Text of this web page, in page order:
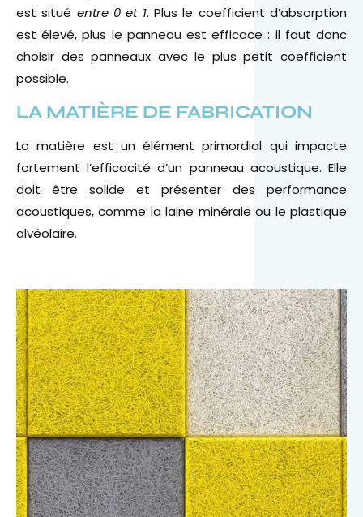
est situé entre 0 et 1. Plus le coefficient d’absorption
est élevé, plus le panneau est efficace : il faut donc
choisir des panneaux avec le plus petit coefficient
possible.
LA MATIÈRE DE FABRICATION
La matière est un élément primordial qui impacte
fortement l’efficacité d’un panneau acoustique. Elle
doit être solide et présenter des performance
acoustiques, comme la laine minérale ou le plastique
alvéolaire.